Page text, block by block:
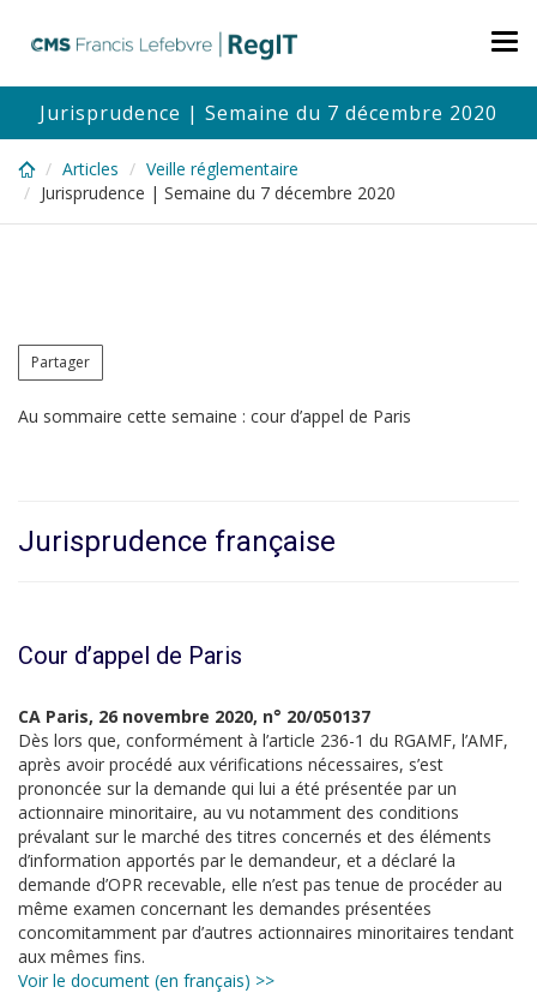
content
Jurisprudence | Semaine du 7 décembre 2020
Articles
Veille réglementaire
Jurisprudence | Semaine du 7 décembre 2020
Partager
Au sommaire cette semaine : cour d’appel de Paris
Jurisprudence française
Cour d’appel de Paris
CA Paris, 26 novembre 2020, n° 20/050137
Dès lors que, conformément à l’article 236-1 du RGAMF, l’AMF,
après avoir procédé aux vérifications nécessaires, s’est
prononcée sur la demande qui lui a été présentée par un
actionnaire minoritaire, au vu notamment des conditions
prévalant sur le marché des titres concernés et des éléments
d’information apportés par le demandeur, et a déclaré la
demande d’OPR recevable, elle n’est pas tenue de procéder au
même examen concernant les demandes présentées
concomitamment par d’autres actionnaires minoritaires tendant
aux mêmes fins.
Voir le document (en français) >>